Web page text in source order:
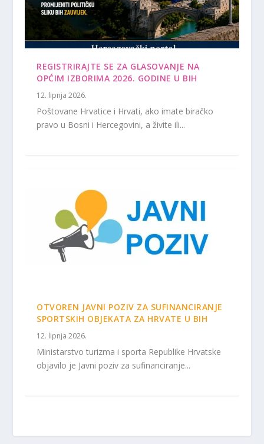
REGISTRIRAJTE SE ZA GLASOVANJE NA
OPĆIM IZBORIMA 2026. GODINE U BIH
12. lipnja 2026.
Poštovane Hrvatice i Hrvati, ako imate biračko
pravo u Bosni i Hercegovini, a živite ili...
OTVOREN JAVNI POZIV ZA SUFINANCIRANJE
SPORTSKIH OBJEKATA ZA HRVATE U BIH
12. lipnja 2026.
Ministarstvo turizma i sporta Republike Hrvatske
objavilo je Javni poziv za sufinanciranje...